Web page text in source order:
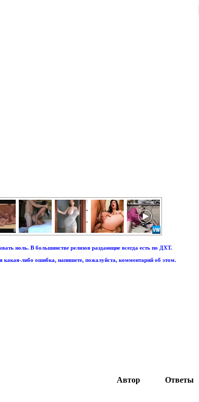
ноль. В большинстве релизов раздающие всегда есть по ДХТ.
либо ошибка, напишете, пожалуйста, комментарий об этом.
Автор Ответы